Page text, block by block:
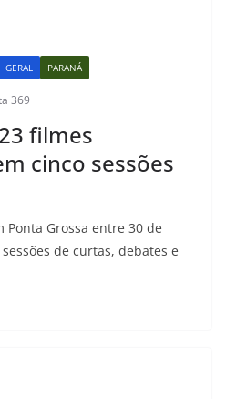
GERAL PARANÁ
369
filmes
cinco sessões
Ponta Grossa entre 30 de
de curtas, debates e